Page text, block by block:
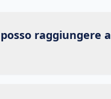
raggiungere a